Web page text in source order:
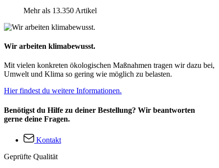
Mehr als 13.350 Artikel
Wir arbeiten klimabewusst.
Mit vielen konkreten ökologischen Maßnahmen tragen wir dazu bei,
Umwelt und Klima so gering wie möglich zu belasten.
Hier findest du weitere Informationen.
Benötigst du Hilfe zu deiner Bestellung? Wir beantworten
gerne deine Fragen.
Kontakt
Geprüfte Qualität